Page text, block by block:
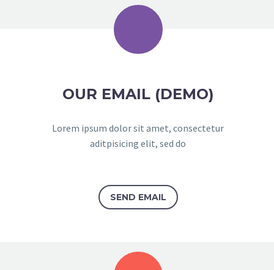
OUR EMAIL (DEMO)
Lorem ipsum dolor sit amet, consectetur
aditpisicing elit, sed do
SEND EMAIL